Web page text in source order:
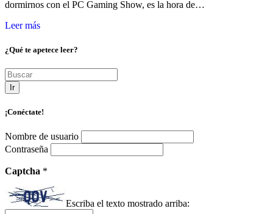
dormirnos con el PC Gaming Show, es la hora de…
Leer más
¿Qué te apetece leer?
Ir
¡Conéctate!
Nombre de usuario
Contraseña
Captcha *
Escriba el texto mostrado arriba: